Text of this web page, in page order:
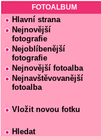
FOTOALBUM
Hlavní strana
Nejnovější
fotografie
Nejoblíbenější
fotografie
Nejnovější fotoalba
Nejnavštěvovanější
fotoalba
Vložit novou fotku
Hledat